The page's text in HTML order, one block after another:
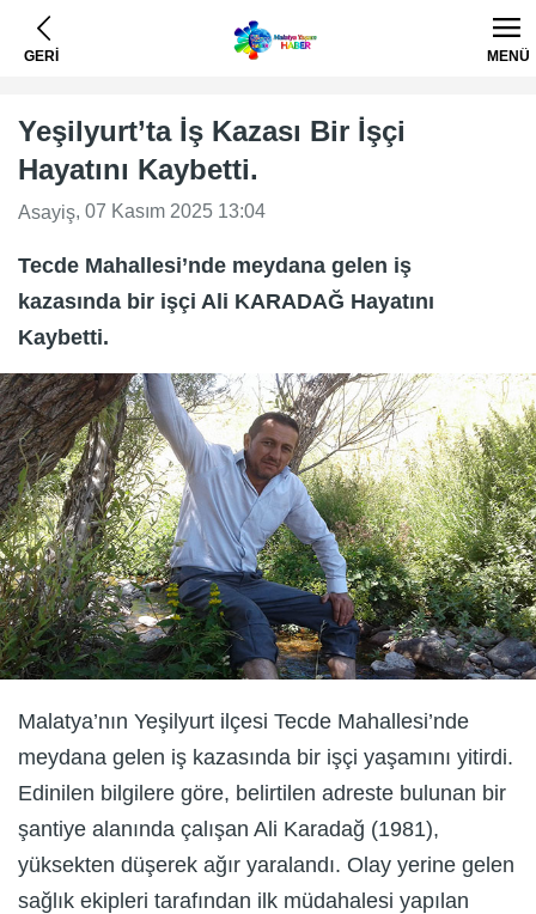
GERİ MENÜ
Yeşilyurt’ta İş Kazası Bir İşçi
Hayatını Kaybetti.
Asayiş, 07 Kasım 2025 13:04
Tecde Mahallesi’nde meydana gelen iş
kazasında bir işçi Ali KARADAĞ Hayatını
Kaybetti.
Malatya’nın Yeşilyurt ilçesi Tecde Mahallesi’nde
meydana gelen iş kazasında bir işçi yaşamını yitirdi.
Edinilen bilgilere göre, belirtilen adreste bulunan bir
şantiye alanında çalışan Ali Karadağ (1981),
yüksekten düşerek ağır yaralandı. Olay yerine gelen
sağlık ekipleri tarafından ilk müdahalesi yapılan